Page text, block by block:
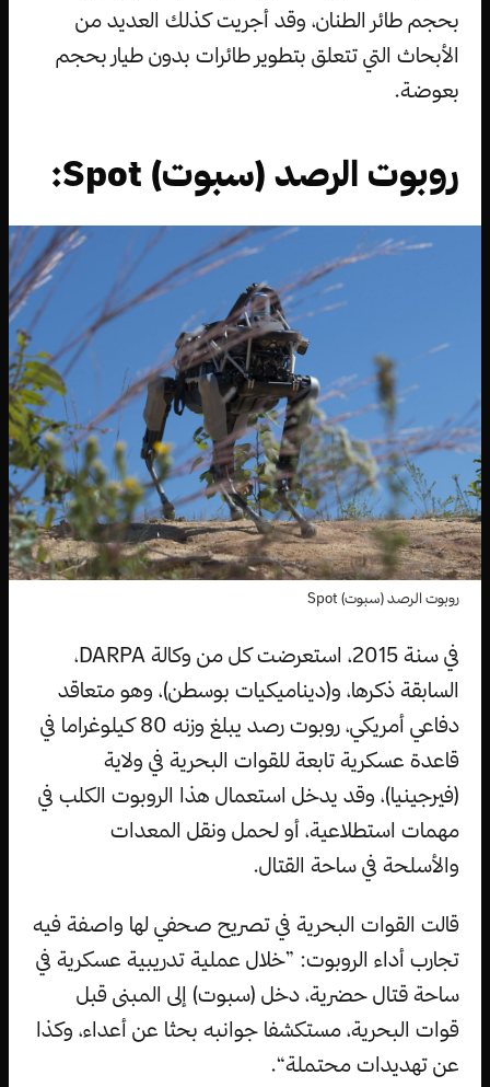
بحجم طائر الطنان، وقد أجريت كذلك العديد من
الأبحاث التي تتعلق بتطوير طائرات بدون طيار بحجم
بعوضة.
روبوت الرصد (سبوت) Spot:
روبوت الرصد (سبوت) Spot
في سنة 2015، استعرضت كل من وكالة DARPA،
السابقة ذكرها، و(ديناميكيات بوسطن)، وهو متعاقد
دفاعي أمريكي، روبوت رصد يبلغ وزنه 80 كيلوغراما في
قاعدة عسكرية تابعة للقوات البحرية في ولاية
(فيرجينيا)، وقد يدخل استعمال هذا الروبوت الكلب في
مهمات استطلاعية، أو لحمل ونقل المعدات
والأسلحة في ساحة القتال.
قالت القوات البحرية في تصريح صحفي لها واصفة فيه
تجارب أداء الروبوت: ”خلال عملية تدريبية عسكرية في
ساحة قتال حضرية، دخل (سبوت) إلى المبنى قبل
قوات البحرية، مستكشفا جوانبه بحثا عن أعداء، وكذا
عن تهديدات محتملة“.